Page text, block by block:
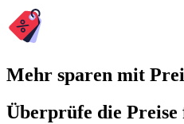
Mehr sparen mit
Überprüfe die Preise